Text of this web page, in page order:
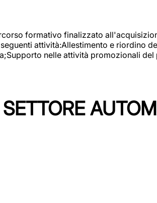
formativo finalizzato
attività:Allestimento e riordino
nelle attività promozionali del